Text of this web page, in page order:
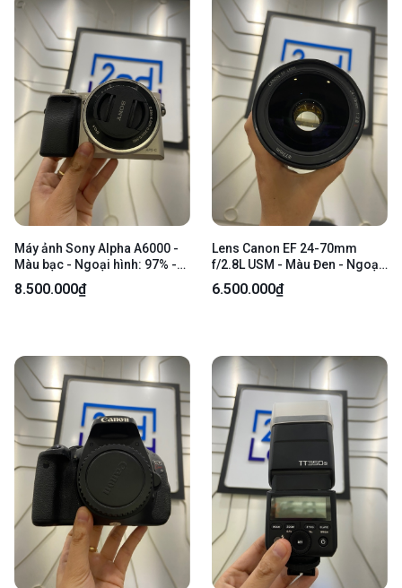
Máy ảnh Sony Alpha A6000 -
Màu bạc - Ngoại hình: 97% -
Màn ám vàng, xước màn -
Kèm sạc, 1 pin, túi vải, lens
8.500.000₫
Lens Canon EF 24-70mm
f/2.8L USM - Màu Đen - Ngoại
Hình: 97% - Body
6.500.000₫